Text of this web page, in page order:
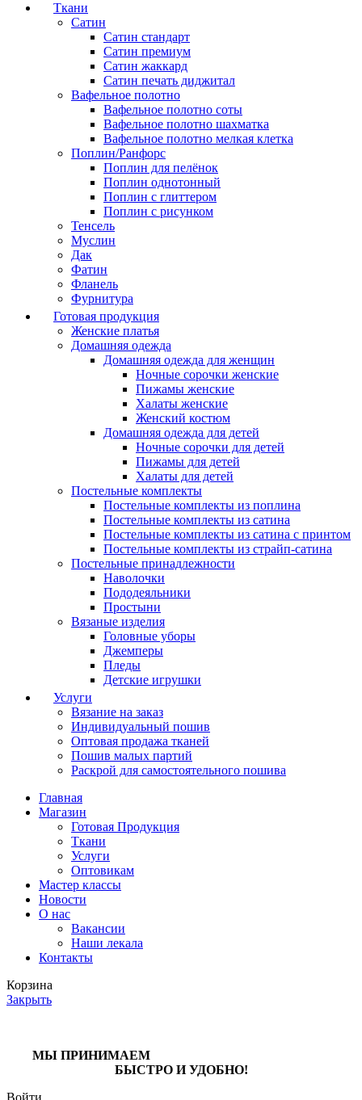
Ткани
Сатин
Сатин стандарт
Сатин премиум
Сатин жаккард
Сатин печать диджитал
Вафельное полотно
Вафельное полотно соты
Вафельное полотно шахматка
Вафельное полотно мелкая клетка
Поплин/Ранфорс
Поплин для пелёнок
Поплин однотонный
Поплин с глиттером
Поплин с рисунком
Тенсель
Муслин
Дак
Фатин
Фланель
Фурнитура
Готовая продукция
Женские платья
Домашняя одежда
Домашняя одежда для женщин
Ночные сорочки женские
Пижамы женские
Халаты женские
Женский костюм
Домашняя одежда для детей
Ночные сорочки для детей
Пижамы для детей
Халаты для детей
Постельные комплекты
Постельные комплекты из поплина
Постельные комплекты из сатина
Постельные комплекты из сатина с принтом
Постельные комплекты из страйп-сатина
Постельные принадлежности
Наволочки
Пододеяльники
Простыни
Вязаные изделия
Головные уборы
Джемперы
Пледы
Детские игрушки
Услуги
Вязание на заказ
Индивидуальный пошив
Оптовая продажа тканей
Пошив малых партий
Раскрой для самостоятельного пошива
Главная
Магазин
Готовая Продукция
Ткани
Услуги
Оптовикам
Мастер классы
Новости
О нас
Вакансии
Наши лекала
Контакты
Корзина
Закрыть
МЫ ПРИНИМАЕМ
БЫСТРО И УДОБНО!
Войти